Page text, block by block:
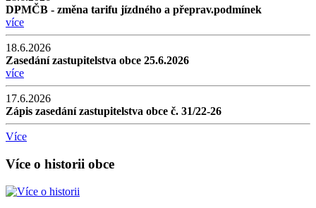
DPMČB - změna tarifu jízdného a přeprav.podmínek
více
18.6.2026
Zasedání zastupitelstva obce 25.6.2026
více
17.6.2026
Zápis zasedání zastupitelstva obce č. 31/22-26
Více
Více o historii obce